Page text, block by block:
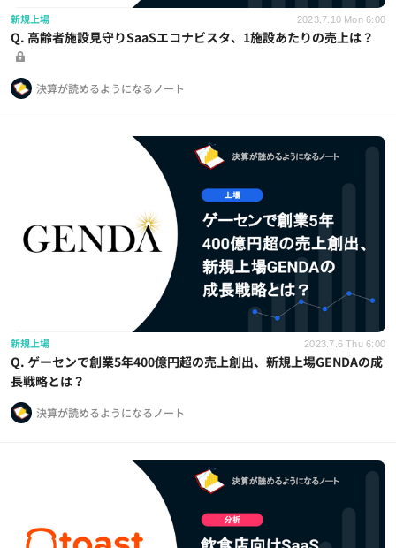
新規上場 2023.7.10 Mon 6:00
Q. 高齢者施設見守りSaaSエコナビスタ、1施設あたりの売上は？
決算が読めるようになるノート
新規上場 2023.7.6 Thu 6:00
Q. ゲーセンで創業5年400億円超の売上創出、新規上場GENDAの成
長戦略とは？
決算が読めるようになるノート